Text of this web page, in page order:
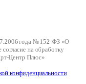
года № 152-ФЗ «О
на обработку
Центр Плюс»
конфиденциальности